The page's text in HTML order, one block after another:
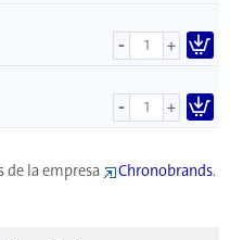
- +
- +
de la empresa Chronobrands.